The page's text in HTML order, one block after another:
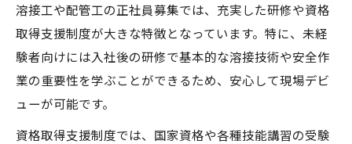
溶接工や配管工の正社員募集では、充実した研修や資格
取得支援制度が大きな特徴となっています。特に、未経
験者向けには入社後の研修で基本的な溶接技術や安全作
業の重要性を学ぶことができるため、安心して現場デビ
ューが可能です。
資格取得支援制度では、国家資格や各種技能講習の受験